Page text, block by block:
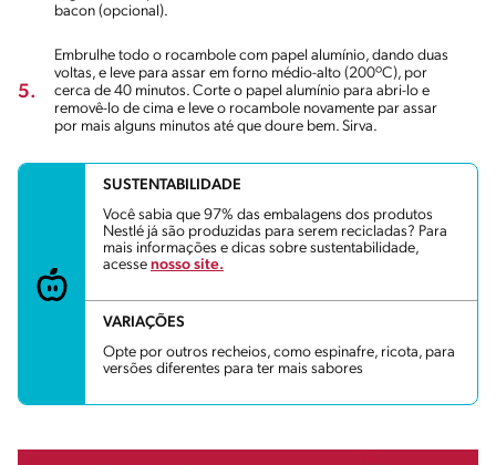
bacon (opcional).
5.
Embrulhe todo o rocambole com papel alumínio, dando duas
voltas, e leve para assar em forno médio-alto (200ºC), por
cerca de 40 minutos. Corte o papel alumínio para abri-lo e
removê-lo de cima e leve o rocambole novamente par assar
por mais alguns minutos até que doure bem. Sirva.
SUSTENTABILIDADE
Você sabia que 97% das embalagens dos produtos
Nestlé já são produzidas para serem recicladas? Para
mais informações e dicas sobre sustentabilidade,
acesse nosso site.
VARIAÇÕES
Opte por outros recheios, como espinafre, ricota, para
versões diferentes para ter mais sabores